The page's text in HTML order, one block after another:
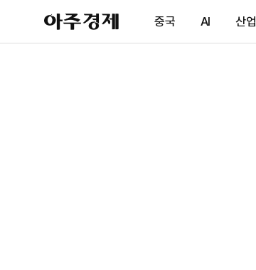
아
주
제
중국 AI 산업